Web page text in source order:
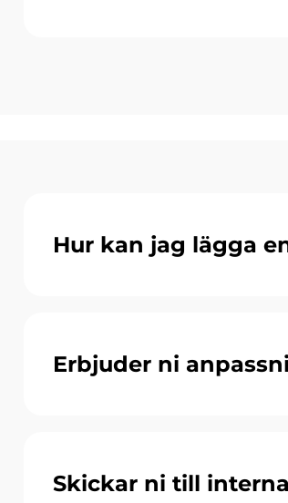
Hur kan jag lägga
Erbjuder ni
Skickar ni till